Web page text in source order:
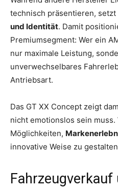
technisch präsentieren, setzt
und Identität. Damit
Premiumsegment: Wer ein
nur maximale Leistung,
unverwechselbares
Antriebsart.
Das GT XX Concept zeigt
nicht emotionslos sein
Möglichkeiten,
innovative Weise zu